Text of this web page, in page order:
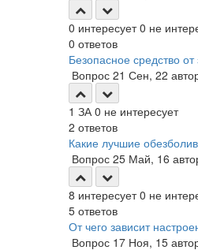
0 интересует 0 не
0 ответов
Безопасное средство
Вопрос 21 Сен, 22
1 ЗА 0 не интересует
2 ответов
Какие лучшие
Вопрос 25 Май, 16
8 интересует 0 не
5 ответов
От чего зависит
Вопрос 17 Ноя, 15